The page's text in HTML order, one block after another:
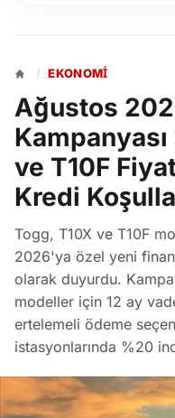
/ EKONOMI
Ağustos
ve T10F
Kredi
Togg, T10X ve T10F
2026'ya özel yeni
olarak duyurdu.
modeller için 12 ay
ertelemeli ödeme
istasyonlarında %20